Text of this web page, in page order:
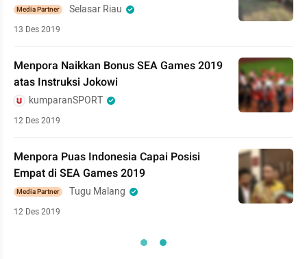
Media Partner Selasar Riau
13 Des 2019
Menpora Naikkan Bonus SEA Games 2019
atas Instruksi Jokowi
kumparanSPORT
12 Des 2019
Menpora Puas Indonesia Capai Posisi
Empat di SEA Games 2019
Media Partner Tugu Malang
12 Des 2019